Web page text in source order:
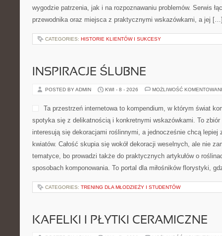
wygodzie patrzenia, jak i na rozpoznawaniu problemów. Serwis
przewodnika oraz miejsca z praktycznymi wskazówkami, a jej
CATEGORIES: HISTORIE KLIENTÓW I SUKCESY
INSPIRACJE ŚLUBNE
POSTED BY ADMIN KWI - 8 - 2026 MOŻLIWOŚĆ
Ta przestrzeń internetowa to kompendium, w którym świat
spotyka się z delikatnością i konkretnymi wskazówkami. To
interesują się dekoracjami roślinnymi, a jednocześnie chcą lepiej
kwiatów. Całość skupia się wokół dekoracji weselnych, ale nie
tematyce, bo prowadzi także do praktycznych artykułów o
sposobach komponowania. To portal dla miłośników florystyki,
CATEGORIES: TRENING DLA MŁODZIEŻY I STUDENTÓW
KAFELKI I PŁYTKI CERAMICZNE